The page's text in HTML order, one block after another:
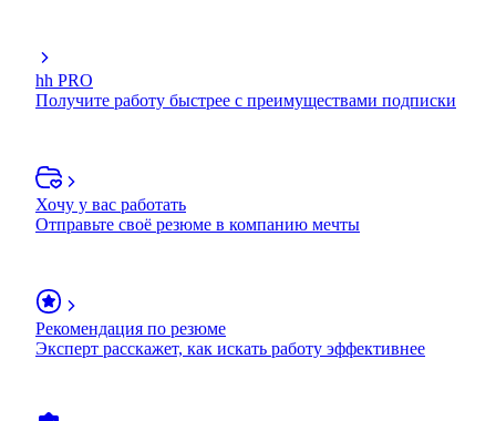
hh PRO
Получите работу быстрее с преимуществами подписки
Хочу у вас работать
Отправьте своё резюме в компанию мечты
Рекомендация по резюме
Эксперт расскажет, как искать работу эффективнее